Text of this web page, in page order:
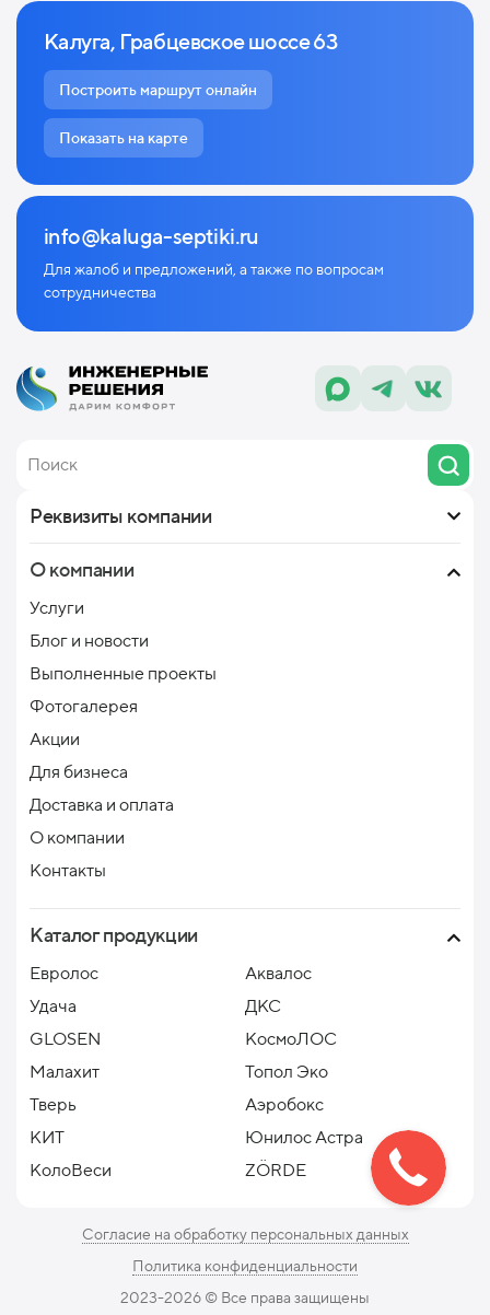
Калуга, Грабцевское шоссе 63
Построить маршрут онлайн
Показать на карте
info@kaluga-septiki.ru
Для жалоб и предложений, а также по вопросам
сотрудничества
Реквизиты компании
О компании
Услуги
Блог и новости
Выполненные проекты
Фотогалерея
Акции
Для бизнеса
Доставка и оплата
О компании
Контакты
Каталог продукции
Евролос
Аквалос
Удача
ДКС
GLOSEN
КосмоЛОС
Малахит
Топол Эко
Тверь
Аэробокс
КИТ
Юнилос Астра
КолоВеси
ZÖRDE
Согласие на обработку персональных данных
Политика конфиденциальности
2023-2026 ©️ Все права защищены